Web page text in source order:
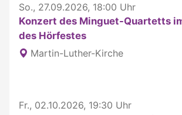
So., 27.09.2026, 18:00 Uhr
Konzert des Minguet-Quartetts
des Hörfestes
Martin-Luther-Kirche
Fr., 02.10.2026, 19:30 Uhr